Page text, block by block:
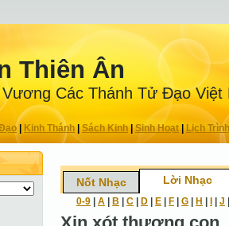
Thiên Ân
Các Thánh Tử Ðạo Việt
| Kinh Thánh Sách Kinh|Sinh Hoạt| Lịch Trình
Nốt Nhạc Lời Nhạc
0-9 A B C D E F G H J